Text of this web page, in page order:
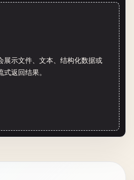
展示文件、文本、结构化数据或
式返回结果。